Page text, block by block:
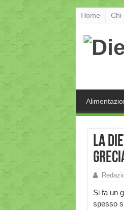
Home Chi
La
Si fa un
spesso